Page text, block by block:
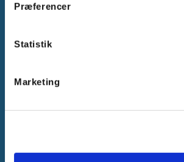
Præferencer
Statistik
Marketing
Gammelager 15
CVR: DK-25695801